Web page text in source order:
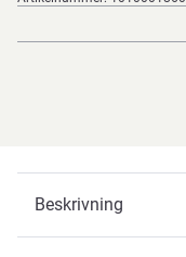
Beskrivning